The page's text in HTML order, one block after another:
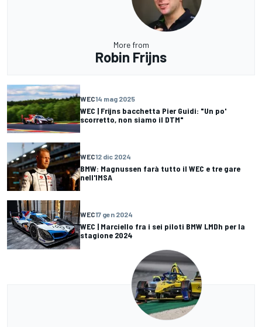
More from
Robin Frijns
WEC14 mag 2025
WEC | Frijns bacchetta Pier Guidi: "Un po'
scorretto, non siamo il DTM"
WEC12 dic 2024
BMW: Magnussen farà tutto il WEC e tre gare
nell'IMSA
WEC17 gen 2024
WEC | Marciello fra i sei piloti BMW LMDh per la
stagione 2024